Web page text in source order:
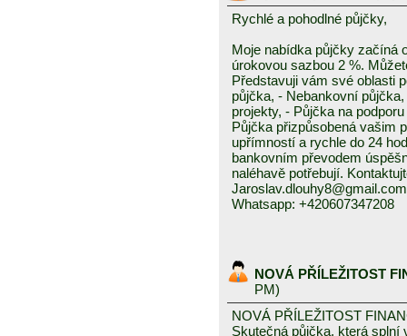
Rychlé a pohodlné půjčky,
Moje nabídka půjčky začíná
úrokovou sazbou 2 %.
Představuji vám své oblasti
půjčka, - Nebankovní
projekty, - Půjčka na
Půjčka přizpůsobená vašim
upřímností a rychle do 24
bankovním převodem
naléhavě potřebují.
Jaroslav.dlouhy8@gmail.com
Whatsapp: +420607347208
NOVÁ PŘÍLEŽITOST
PM)
NOVÁ PŘÍLEŽITOST
Skutečná půjčka, která